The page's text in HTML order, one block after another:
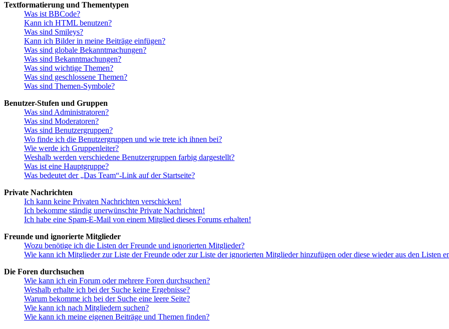
Textformatierung und Thementypen
Was ist BBCode?
Kann ich HTML benutzen?
Was sind Smileys?
Kann ich Bilder in meine Beiträge einfügen?
Was sind globale Bekanntmachungen?
Was sind Bekanntmachungen?
Was sind wichtige Themen?
Was sind geschlossene Themen?
Was sind Themen-Symbole?
Benutzer-Stufen und Gruppen
Was sind Administratoren?
Was sind Moderatoren?
Was sind Benutzergruppen?
Wo finde ich die Benutzergruppen und wie trete ich ihnen bei?
Wie werde ich Gruppenleiter?
Weshalb werden verschiedene Benutzergruppen farbig dargestellt?
Was ist eine Hauptgruppe?
Was bedeutet der „Das Team“-Link auf der Startseite?
Private Nachrichten
Ich kann keine Privaten Nachrichten verschicken!
Ich bekomme ständig unerwünschte Private Nachrichten!
Ich habe eine Spam-E-Mail von einem Mitglied dieses Forums erhalten!
Freunde und ignorierte Mitglieder
Wozu benötige ich die Listen der Freunde und ignorierten Mitglieder?
Wie kann ich Mitglieder zur Liste der Freunde oder zur Liste der ignorierten Mitglieder hinzufügen oder diese wieder aus den Listen
Die Foren durchsuchen
Wie kann ich ein Forum oder mehrere Foren durchsuchen?
Weshalb erhalte ich bei der Suche keine Ergebnisse?
Warum bekomme ich bei der Suche eine leere Seite?
Wie kann ich nach Mitgliedern suchen?
Wie kann ich meine eigenen Beiträge und Themen finden?